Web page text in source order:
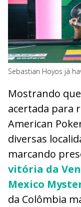
Sebastian Hoyos já
Mostrando
acertada para
American
diversas
marcando
vitória da
Mexico
da Colômbia